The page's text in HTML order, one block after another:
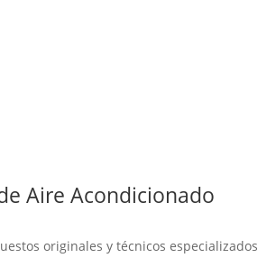
Aire Acondicionado
originales y técnicos especializados